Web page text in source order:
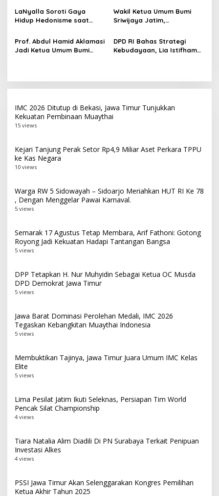
s
Lereng Bromo
UNESCO
LaNyalla Soroti Gaya
Hidup Hedonisme saat
Malang
Wakil Ketua Umum Bumi
Sriwijaya Jatim,
Sumsel Kembangkan Diri
Prof. Abdul Hamid Aklamasi
Jadi Ketua Umum Bumi
DPD RI Bahas Strategi
Kebudayaan, Lia Istifhama
IMC 2026 Ditutup di Bekasi, Jawa Timur Tunjukkan
Kekuatan Pembinaan Muaythai
15 views
Kejari Tanjung Perak Setor Rp4,9 Miliar Aset Perkara TPPU
ke Kas Negara
10 views
Warga RW 5 Sidowayah – Sidoarjo Meriahkan HUT RI Ke 78
, Dengan Menggelar Pawai Karnaval.
5 views
Semarak 17 Agustus Tetap Membara, Arif Fathoni: Gotong
Royong Jadi Kekuatan Hadapi Tantangan Bangsa
5 views
DPP Tetapkan H. Nur Muhyidin Sebagai Ketua OC Musda
DPD Demokrat Jawa Timur
5 views
Jawa Barat Dominasi Perolehan Medali, IMC 2026
Tegaskan Kebangkitan Muaythai Indonesia
5 views
Membuktikan Tajinya, Jawa Timur Juara Umum IMC Kelas
Elite
5 views
Lima Pesilat Jatim Ikuti Seleknas, Persiapan Tim World
Pencak Silat Championship
4 views
Tiara Natalia Alim Diadili Di PN Surabaya Terkait Penipuan
Investasi Alkes
4 views
PSSI Jawa Timur Akan Selenggarakan Kongres Pemilihan
Ketua Akhir Tahun 2025